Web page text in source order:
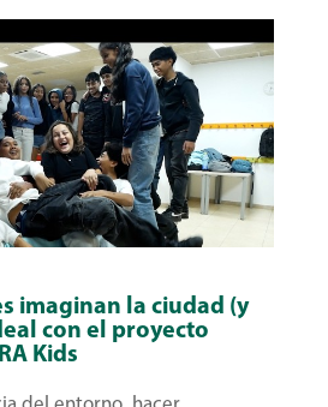
imaginan la ciudad (y
con el proyecto
Kids